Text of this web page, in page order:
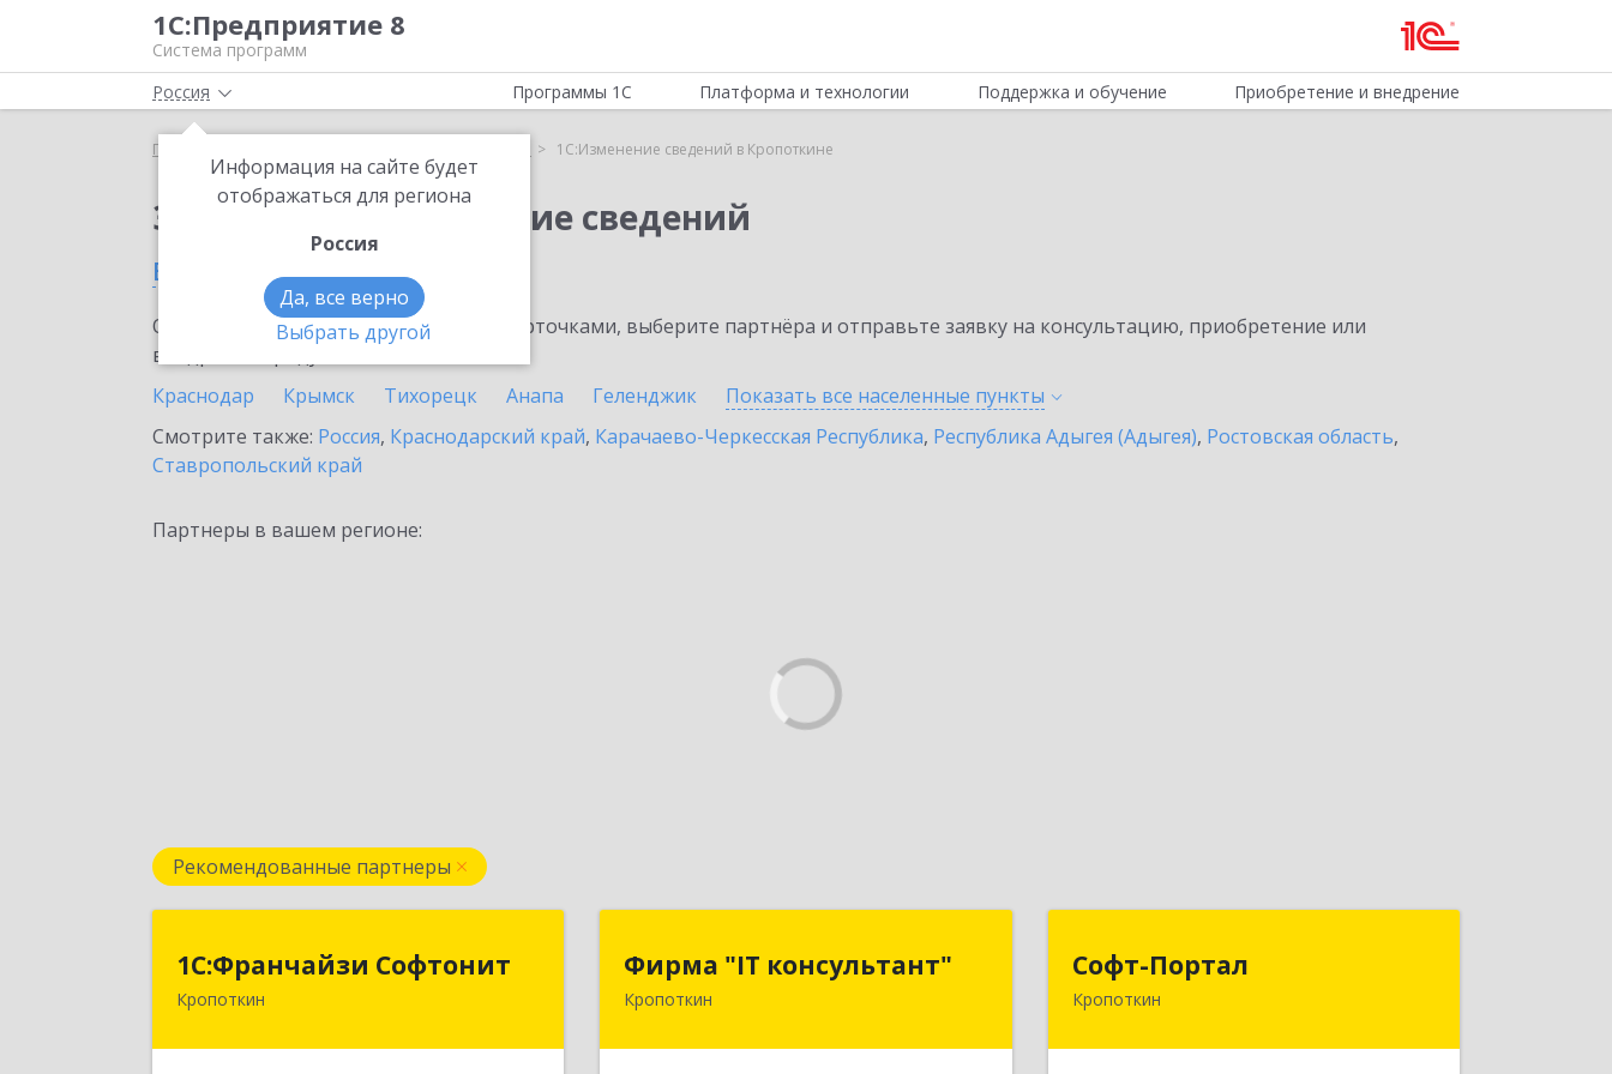
1С:Предприятие 8
Система программ
Россия
Информация на сайте будет
отображаться для региона
Россия
Да, все верно
Выбрать другой
Программы 1С Платформа и технологии Поддержка и обучение Приобретение и внедрение
Главная 1С:Изменение сведений в Кропоткине
Заказать 1С:Изменение сведений
в Кропоткине
Ознакомьтесь с информационными карточками, выберите партнёра и отправьте заявку на консультацию, приобретение или
внедрение продукта.
Краснодар
Крымск Тихорецк Анапа Геленджик Показать все населенные пункты
Смотрите также: Россия, Краснодарский край, Карачаево-Черкесская Республика, Республика Адыгея (Адыгея), Ростовская область,
Ставропольский край
Партнеры в вашем регионе:
Рекомендованные партнеры
1С:Франчайзи Софтонит
Кропоткин
1С:Франчайзи Софтонит
Фирма "IT консультант"
Кропоткин
Софт-Портал
Кропоткин